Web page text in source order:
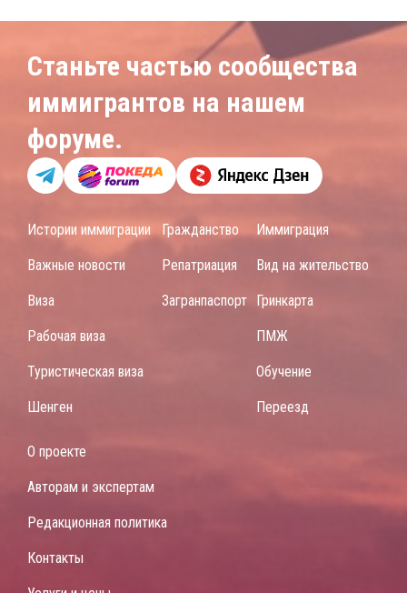
Станьте частью сообщества
иммигрантов на нашем
форуме.
Истории иммиграции
Важные новости
Виза
Рабочая виза
Туристическая виза
Шенген
Гражданство
Репатриация
Загранпаспорт
Иммиграция
Вид на жительство
Гринкарта
ПМЖ
Обучение
Переезд
О проекте
Авторам и экспертам
Редакционная политика
Контакты